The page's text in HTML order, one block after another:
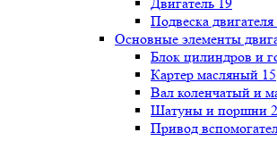
Подвеска двигателя
Основные элементы
Блок цилиндров и
Картер масляный 15
Вал коленчатый и
Шатуны и поршни
Привод